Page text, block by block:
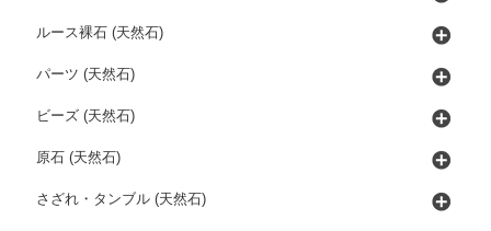
ルース裸石 (天然石)
パーツ (天然石)
ビーズ (天然石)
原石 (天然石)
さざれ・タンブル (天然石)